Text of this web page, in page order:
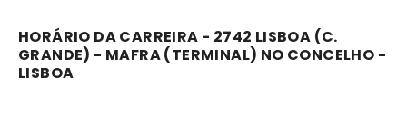
HORÁRIO DA CARREIRA - 2742 LISBOA (C.
GRANDE) - MAFRA (TERMINAL) NO CONCELHO -
LISBOA